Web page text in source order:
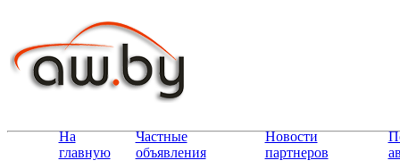
На
главную
Частные
объявления
Новости
партнеров